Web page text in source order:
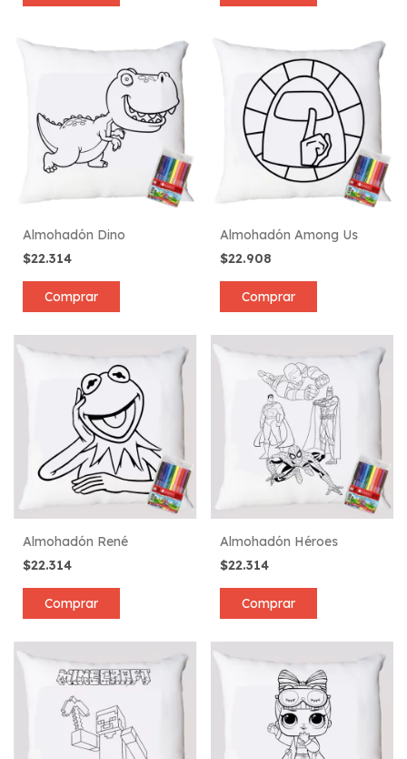
Almohadón Dino
$22.314
Comprar
Almohadón Among Us
$22.908
Comprar
Almohadón René
$22.314
Comprar
Almohadón Héroes
$22.314
Comprar